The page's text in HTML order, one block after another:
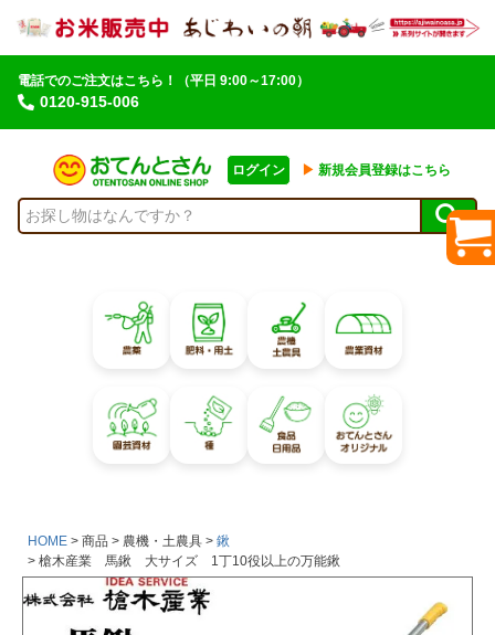
電話でのご注文はこちら！
0120-915-006
（平日 9:00～17:00）
ログイン ▶︎ 新規会員登録はこちら
HOME 商品 農機・土農具
鍬
槍木産業 馬鍬 大サイズ 1丁10役以上の万能鍬